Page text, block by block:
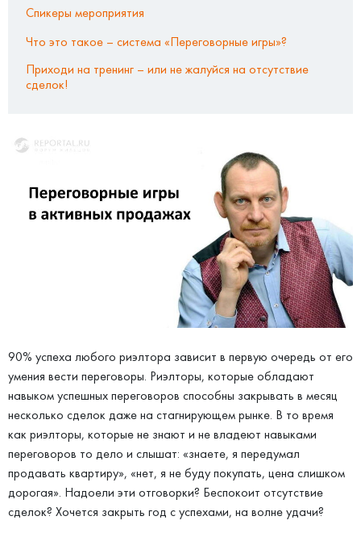
Спикеры мероприятия
Что это такое – система «Переговорные игры»?
Приходи на тренинг – или не жалуйся на отсутствие
сделок!
90% успеха любого риэлтора зависит в первую очередь от его
умения вести переговоры. Риэлторы, которые обладают
навыком успешных переговоров способны закрывать в месяц
несколько сделок даже на стагнирующем рынке. В то время
как риэлторы, которые не знают и не владеют навыками
переговоров то дело и слышат: «знаете, я передумал
продавать квартиру», «нет, я не буду покупать, цена слишком
дорогая». Надоели эти отговорки? Беспокоит отсутствие
сделок? Хочется закрыть год с успехами, на волне удачи?